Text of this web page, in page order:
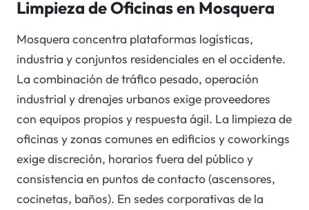
Limpieza de Oficinas en Mosquera
Mosquera concentra plataformas logísticas,
industria y conjuntos residenciales en el occidente.
La combinación de tráfico pesado, operación
industrial y drenajes urbanos exige proveedores
con equipos propios y respuesta ágil. La limpieza de
oficinas y zonas comunes en edificios y coworkings
exige discreción, horarios fuera del público y
consistencia en puntos de contacto (ascensores,
cocinetas, baños). En sedes corporativas de la